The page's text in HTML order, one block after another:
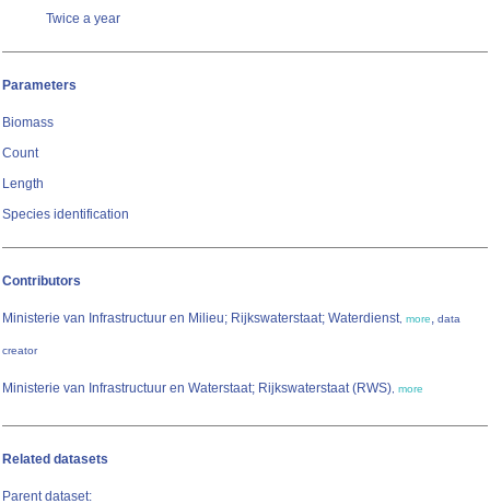
Twice a year
Parameters
Biomass
Count
Length
Species identification
Contributors
Ministerie van Infrastructuur en Milieu; Rijkswaterstaat; Waterdienst, more, data
creator
Ministerie van Infrastructuur en Waterstaat; Rijkswaterstaat (RWS), more
Related datasets
Parent dataset: